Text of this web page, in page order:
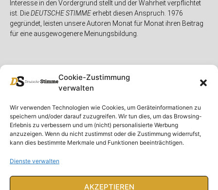
Cookie-Zustimmung
verwalten
Wir verwenden Technologien wie Cookies, um Geräteinformationen zu
speichern und/oder darauf zuzugreifen. Wir tun dies, um das Browsing-
Erlebnis zu verbessern und um (nicht) personalisierte Werbung
anzuzeigen. Wenn du nicht zustimmst oder die Zustimmung widerrufst,
kann dies bestimmte Merkmale und Funktionen beeinträchtigen.
Dienste verwalten
AKZEPTIEREN
Interesse in den Vordergrund stellt und der Wahrheit verpflichtet
ist. DieDEUTSCHE STIMMEerhebt diesen Anspruch. 1976
gegründet, leisten unsere Autoren Monat für Monat ihren Beitrag
für eine ausgewogenere Meinungsbildung.
Unser Magazin
Spenden
Ausgaben
Abonnieren
Rubriken
Deutschland
Ausland
Feuilleton
Rechtliches
Rechtliche Hinweise
Impressum
Datenschutzerklärung